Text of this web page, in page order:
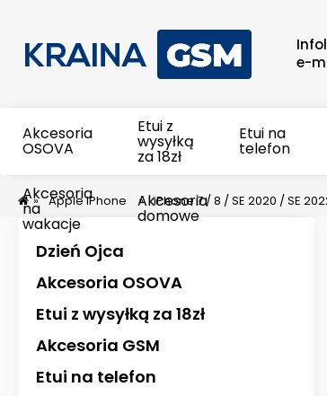
e-
Akcesoria
OSOVA
Etui z
wysyłką
za 18zł
Etui na
telefon
Akcesoria
na
wakacje
Akcesoria
domowe
» Apple iPhone » iPhone 7 / 8 / SE 2020 / SE
Dzień Ojca
Akcesoria OSOVA
Etui z wysyłką za 18zł
Akcesoria GSM
Etui na telefon